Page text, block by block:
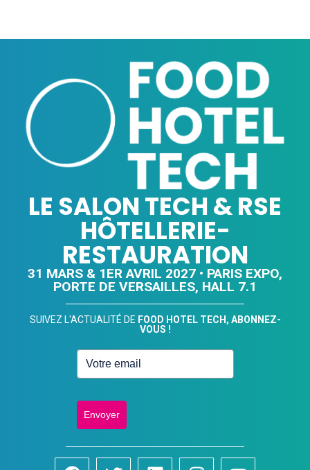
LE SALON TECH & RSE
HÔTELLERIE-
RESTAURATION
31 MARS & 1ER AVRIL 2027 • PARIS EXPO,
PORTE DE VERSAILLES, HALL 7.1
SUIVEZ L'ACTUALITÉ DE FOOD HOTEL TECH, ABONNEZ-
VOUS !
Envoyer